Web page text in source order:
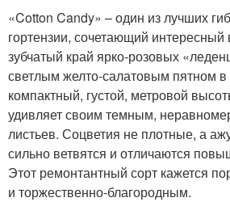
«Cotton Candy» – один из лучших
гортензии, сочетающий
зубчатый край ярко-розовых
светлым желто-салатовым пятном в
компактный, густой, метровой
удивляет своим темным,
листьев. Соцветия не плотные, а
сильно ветвятся и отличаются
Этот ремонтантный сорт кажется
и торжественно-благородным.